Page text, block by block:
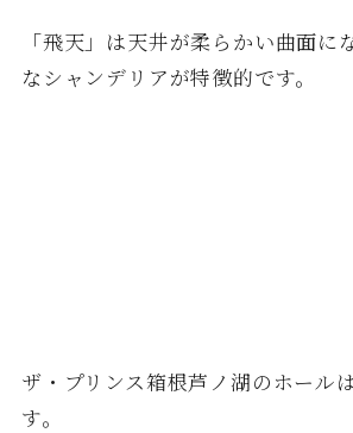
「飛天」は天井が柔らかい曲面に
なシャンデリアが特徴的です。
ザ・プリンス箱根芦ノ湖のホール
す。